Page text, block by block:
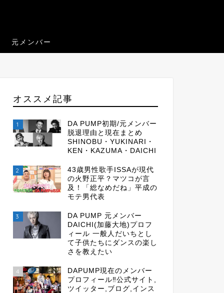
元メンバー
オススメ記事
1
DA PUMP初期/元メンバー
脱退理由と現在まとめ
SHINOBU・YUKINARI・
KEN・KAZUMA・DAICHI
2
43歳男性歌手ISSAが現代
の火野正平？マツコが言
及！「総なめだね」平成の
モテ男代表
3
DA PUMP 元メンバー
DAICHI(加藤大地)プロフ
ィール 一般人だいちとし
て子供たちにダンスの楽し
さを教えたい
4
DAPUMP現在のメンバー
プロフィール‼公式サイト,
ツイッター,ブログ,インス